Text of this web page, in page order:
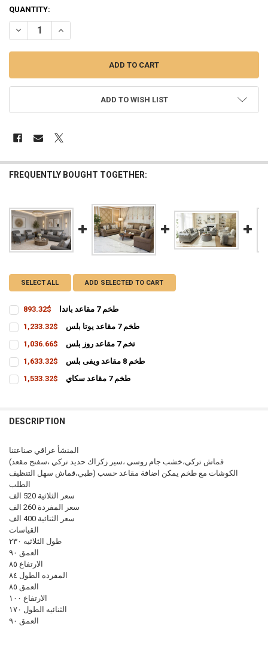
CURRENT
STOCK:
QUANTITY:
ADD TO WISH LIST
FREQUENTLY BOUGHT TOGETHER:
SELECT ALL ADD SELECTED TO CART
طخم 7 مقاعد باندا
$893.32
CURRENT
STOCK:
QUANTITY:
طخم 7 مقاعد يوتا بلس
$1,233.32
CURRENT
STOCK:
QUANTITY:
تخم 7 مقاعد روز بلس
$1,036.66
CURRENT
STOCK:
QUANTITY:
طخم 8 مقاعد ويفى بلس
$1,633.32
CURRENT
STOCK:
QUANTITY:
طخم 7 مقاعد سكاي
$1,533.32
DESCRIPTION
المنشأ عراقي صناعتنا
(قماش تركي،خشب جام روسي ،سير زكزاك حديد تركي ،سفنج مقعد
طبي،قماش سهل التنظيف) الكوشات مع طخم يمكن اضافة مقاعد حسب
الطلب
سعر الثلاثية 520 الف
سعر المفردة 260 الف
سعر الثنائية 400 الف
القياسات
طول الثلاثيه ٢٣٠
العمق ٩٠
الارتفاع ٨٥
المفرده الطول ٨٤
العمق ٨٥
الارتفاع ١٠٠
الثنائيه الطول ١٧٠
العمق ٩٠